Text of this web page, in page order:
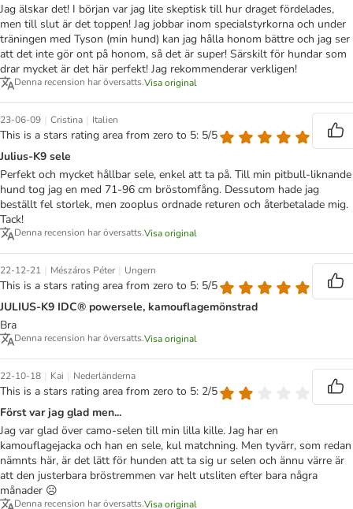
Jag älskar det! I början var jag lite skeptisk till hur draget fördelades,
men till slut är det toppen! Jag jobbar inom specialstyrkorna och under
träningen med Tyson (min hund) kan jag hålla honom bättre och jag ser
att det inte gör ont på honom, så det är super! Särskilt för hundar som
drar mycket är det här perfekt! Jag rekommenderar verkligen!
Denna recension har översatts.Visa original
23-06-09 | Cristina | Italien
This is a stars rating area from zero to 5: 5/5
Julius-K9 sele
Perfekt och mycket hållbar sele, enkel att ta på. Till min pitbull-liknande
hund tog jag en med 71-96 cm bröstomfång. Dessutom hade jag
beställt fel storlek, men zooplus ordnade returen och återbetalade mig.
Tack!
Denna recension har översatts.Visa original
22-12-21 | Mészáros Péter | Ungern
This is a stars rating area from zero to 5: 5/5
JULIUS-K9 IDC® powersele, kamouflagemönstrad
Bra
Denna recension har översatts.Visa original
22-10-18 | Kai | Nederländerna
This is a stars rating area from zero to 5: 2/5
Först var jag glad men...
Jag var glad över camo-selen till min lilla kille. Jag har en
kamouflagejacka och han en sele, kul matchning. Men tyvärr, som redan
nämnts här, är det lätt för hunden att ta sig ur selen och ännu värre är
att den justerbara bröstremmen var helt utsliten efter bara några
månader ☹️
Denna recension har översatts.Visa original